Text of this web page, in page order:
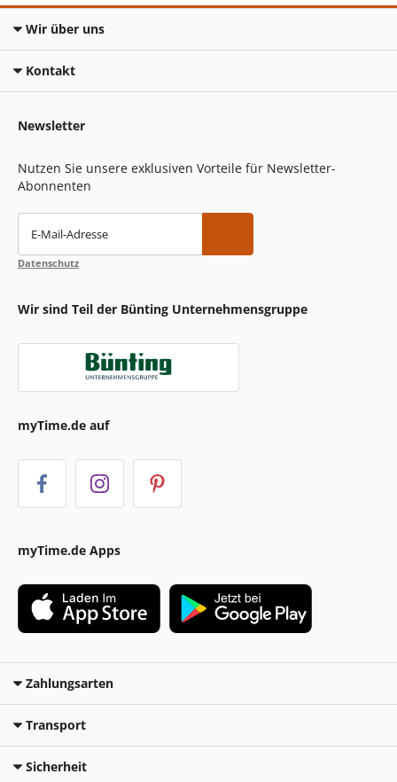
Wir über uns
Kontakt
Newsletter
Nutzen Sie unsere exklusiven Vorteile für Newsletter-
Abonnenten
E-Mail-Adresse
Datenschutz
Wir sind Teil der Bünting Unternehmensgruppe
myTime.de auf
myTime.de Apps
Zahlungsarten
Transport
Sicherheit